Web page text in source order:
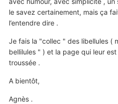
le savez certainement, mais ça
l’entendre dire .
Je fais la "collec " des libellules (
bellilules " ) et la page qui leur
troussée .
A bientôt,
Agnès .